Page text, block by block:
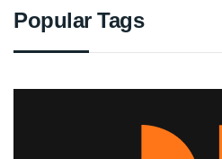
Popular Tags